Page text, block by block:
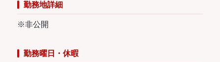
勤務地詳細
※非公開
勤務曜日・休暇